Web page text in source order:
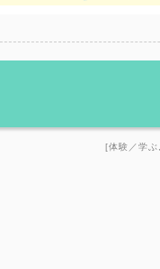
[体験／学